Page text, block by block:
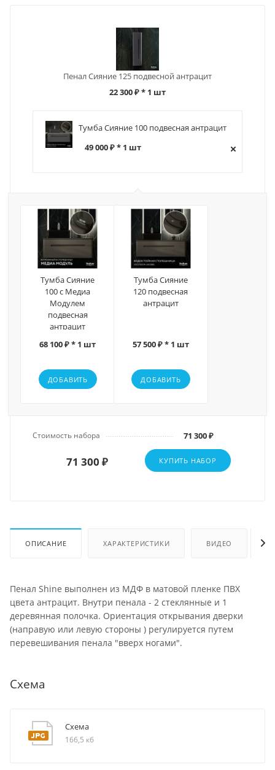
Пенал Сияние 125 подвесной антрацит
22 300 ₽* 1 шт
Тумба Сияние 100 подвесная антрацит
49 000 ₽ * 1 шт
Тумба Сияние
100 с Медиа
Модулем
подвесная
антрацит
68 100 ₽ * 1 шт
ДОБАВИТЬ
Тумба Сияние
120 подвесная
антрацит
57 500 ₽ * 1 шт
ДОБАВИТЬ
Стоимость набора 71 300 ₽
71 300 ₽ КУПИТЬ НАБОР
ОПИСАНИЕ ХАРАКТЕРИСТИКИ ВИДЕО
Пенал Shine выполнен из МДФ в матовой пленке ПВХ
цвета антрацит. Внутри пенала - 2 стеклянные и 1
деревянная полочка. Ориентация открывания дверки
(направую или левую стороны ) регулируется путем
перевешивания пенала "вверх ногами".
Схема
Схема
166,5 кб